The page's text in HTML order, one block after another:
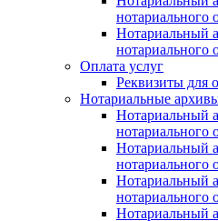
нотариального
Нотариальный
нотариального
Оплата услуг
Реквизиты для
Нотариальные
Нотариальный
нотариального
Нотариальный
нотариального
Нотариальный
нотариального
Нотариальный